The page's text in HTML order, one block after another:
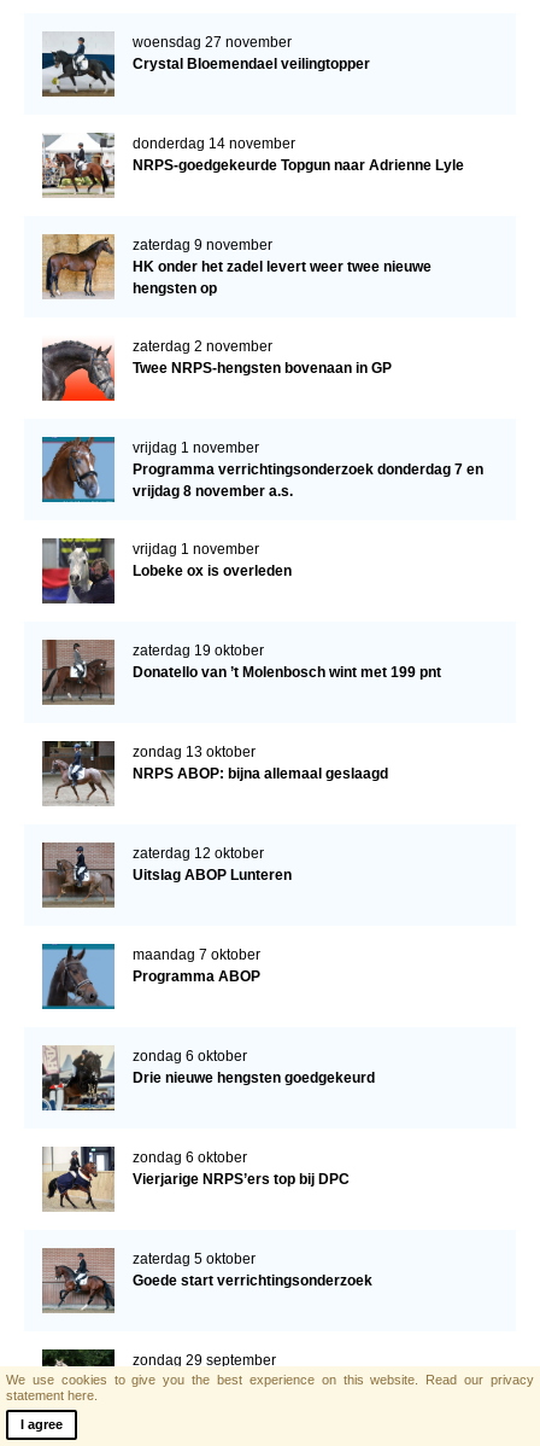
woensdag 27 november
Crystal Bloemendael veilingtopper
donderdag 14 november
NRPS-goedgekeurde Topgun naar Adrienne Lyle
zaterdag 9 november
HK onder het zadel levert weer twee nieuwe
hengsten op
zaterdag 2 november
Twee NRPS-hengsten bovenaan in GP
vrijdag 1 november
Programma verrichtingsonderzoek donderdag 7 en
vrijdag 8 november a.s.
vrijdag 1 november
Lobeke ox is overleden
zaterdag 19 oktober
Donatello van ’t Molenbosch wint met 199 pnt
zondag 13 oktober
NRPS ABOP: bijna allemaal geslaagd
zaterdag 12 oktober
Uitslag ABOP Lunteren
maandag 7 oktober
Programma ABOP
zondag 6 oktober
Drie nieuwe hengsten goedgekeurd
zondag 6 oktober
Vierjarige NRPS’ers top bij DPC
zaterdag 5 oktober
Goede start verrichtingsonderzoek
zondag 29 september
Nog twee merries ster bij thuiskeuring
We use cookies to give you the best experience on this website. Read our privacy
statement here.
I agree